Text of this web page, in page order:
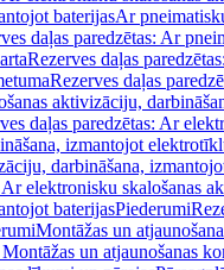
baterijasAr
daļas paredzētas: Ar
Rezerves daļas paredzētas:
Rezerves daļas
aktivizāciju,
daļas paredzētas: Ar
izmantojot
darbināšana,
Ar elektronisku skalošanas
baterijasPiederumi
Montāžas un
un atjaunošanas